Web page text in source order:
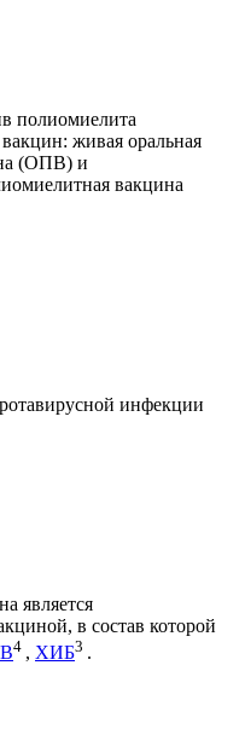
полиомиелита
живая оральная
(ОПВ) и
вакцина
инфекции
является
в состав которой
4 , ХИБ3 .